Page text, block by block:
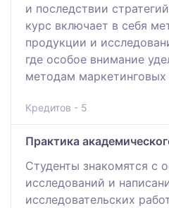
и последствии
курс включает в себя
продукции и
где особое внимание
методам маркетинговых
Кредитов - 5
Практика
Студенты знакомятся с
исследований и
исследовательских